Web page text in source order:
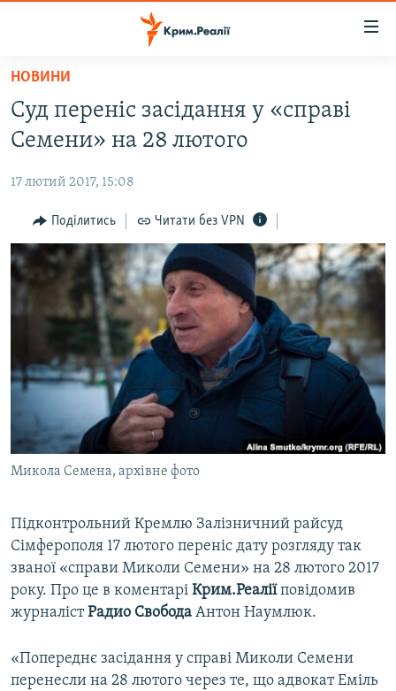
Перейти
основного
матеріалу
до
навігації
Перейти
до
пошуку
ВОДА.КРИМ
ПОЛІТИКА
БЛОГИ
ПОГЛЯД
ІНТЕРВ'Ю
ВСЕ ЗА ДЕНЬ
СПЕЦПРОЕКТИ
ДЕПОРТАЦІЯ
ВІДЕОУРОКИ «ELIFBE»
СВІДЧЕННЯ ОКУПАЦІЇ
УКРАЇНСЬКА ПРОБЛЕМА КРИМУ
ЯК ОБІЙТИ БЛОКУВАННЯ
Русский
Qırımtatar
Усі сайти RFE/RL
НОВИНИ
Суд переніс засідання у «справі
Семени» на 28 лютого
17 лютий 2017, 15:08
Поділитись Читати без VPN
Микола Семена, архівне фото
Підконтрольний Кремлю Залізничний райсуд
Сімферополя 17 лютого переніс дату розгляду так
званої «справи Миколи Семени» на 28 лютого 2017
року. Про це в коментарі Крим.Реаліїповідомив
журналістРадио Свобода Антон Наумлюк.
«Попереднє засідання у справі Миколи Семени
перенесли на 28 лютого через те, що адвокат Еміль